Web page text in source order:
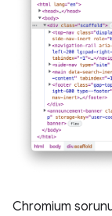
Chromium